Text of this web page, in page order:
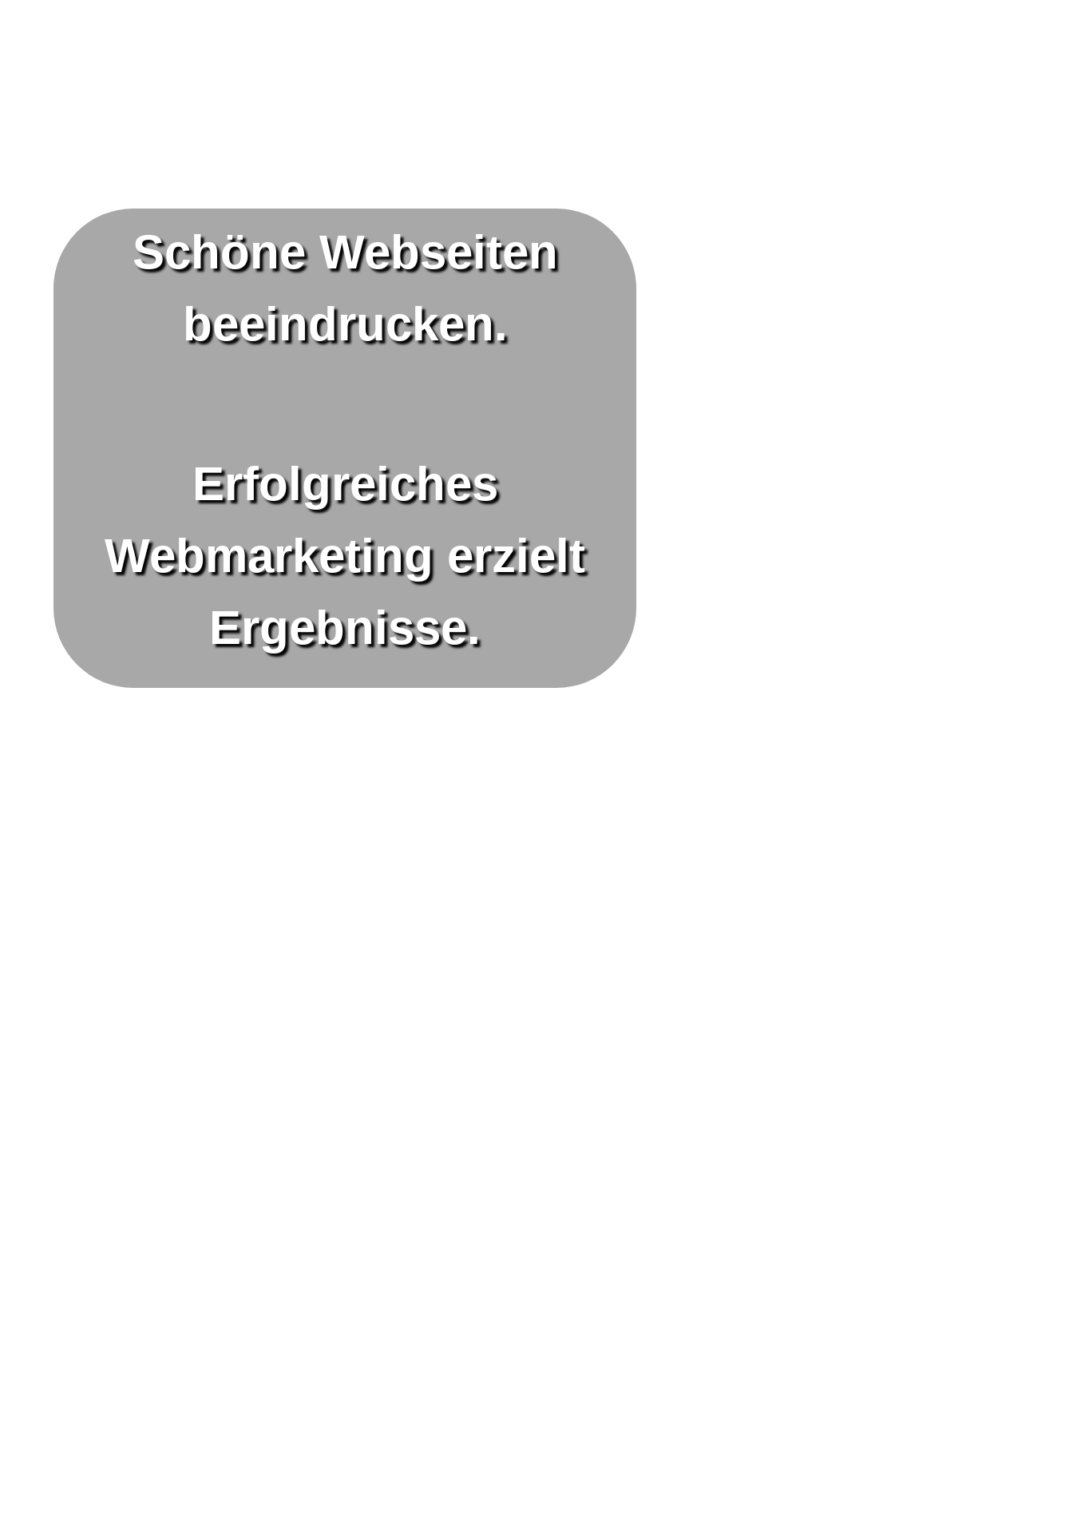
Schöne Webseiten
beeindrucken.
Erfolgreiches
Webmarketing erzielt
Ergebnisse.